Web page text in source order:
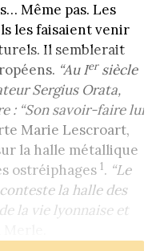
Même pas. Les
les faisaient venir
Il semblerait
“Au Iersiècle
Sergius Orata,
: “Son savoir-faire lui
Marie Lescroart,
la halle métallique
ostréiphages 1. “Le
la halle des
la vie lyonnaise et